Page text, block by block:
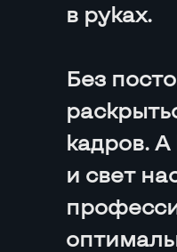
в руках.
Без
кадров.
и свет